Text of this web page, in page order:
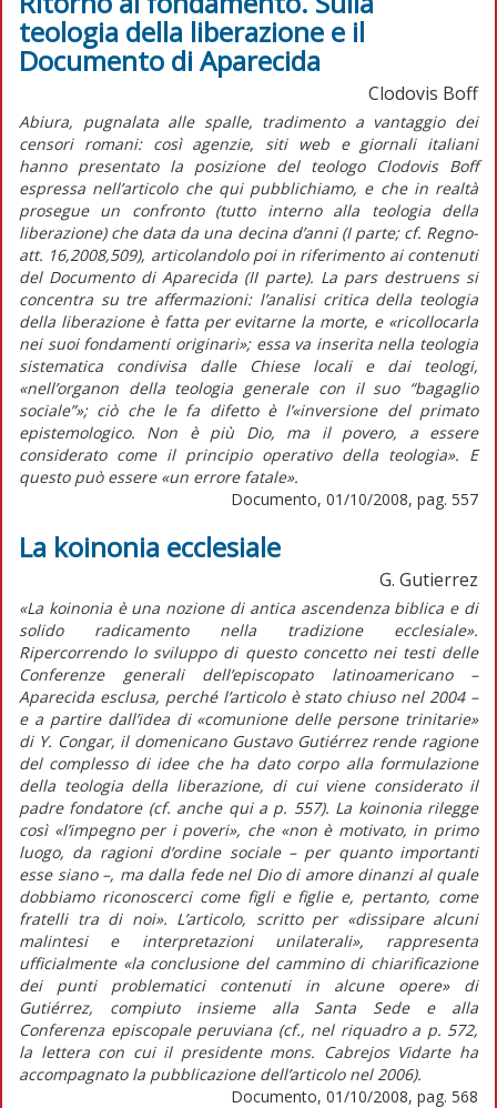
teologia della liberazione e il
Documento di Aparecida
Clodovis Boff
Abiura, pugnalata alle spalle, tradimento a vantaggio dei
censori romani: così agenzie, siti web e giornali italiani
hanno presentato la posizione del teologo Clodovis Boff
espressa nell’articolo che qui pubblichiamo, e che in realtà
prosegue un confronto (tutto interno alla teologia della
liberazione) che data da una decina d’anni (I parte; cf. Regno-
att. 16,2008,509), articolandolo poi in riferimento ai contenuti
del Documento di Aparecida (II parte). La pars destruens si
concentra su tre affermazioni: l’analisi critica della teologia
della liberazione è fatta per evitarne la morte, e «ricollocarla
nei suoi fondamenti originari»; essa va inserita nella teologia
sistematica condivisa dalle Chiese locali e dai teologi,
«nell’organon della teologia generale con il suo “bagaglio
sociale”»; ciò che le fa difetto è l’«inversione del primato
epistemologico. Non è più Dio, ma il povero, a essere
considerato come il principio operativo della teologia». E
questo può essere «un errore fatale».
Documento, 01/10/2008, pag. 557
La koinonia ecclesiale
G. Gutierrez
«La koinonia è una nozione di antica ascendenza biblica e di
solido radicamento nella tradizione ecclesiale».
Ripercorrendo lo sviluppo di questo concetto nei testi delle
Conferenze generali dell’episcopato latinoamericano –
Aparecida esclusa, perché l’articolo è stato chiuso nel 2004 –
e a partire dall’idea di «comunione delle persone trinitarie»
di Y. Congar, il domenicano Gustavo Gutiérrez rende ragione
del complesso di idee che ha dato corpo alla formulazione
della teologia della liberazione, di cui viene considerato il
padre fondatore (cf. anche qui a p. 557). La koinonia rilegge
così «l’impegno per i poveri», che «non è motivato, in primo
luogo, da ragioni d’ordine sociale – per quanto importanti
esse siano –, ma dalla fede nel Dio di amore dinanzi al quale
dobbiamo riconoscerci come figli e figlie e, pertanto, come
fratelli tra di noi». L’articolo, scritto per «dissipare alcuni
malintesi e interpretazioni unilaterali», rappresenta
ufficialmente «la conclusione del cammino di chiarificazione
dei punti problematici contenuti in alcune opere» di
Gutiérrez, compiuto insieme alla Santa Sede e alla
Conferenza episcopale peruviana (cf., nel riquadro a p. 572,
la lettera con cui il presidente mons. Cabrejos Vidarte ha
accompagnato la pubblicazione dell’articolo nel 2006).
Documento, 01/10/2008, pag. 568